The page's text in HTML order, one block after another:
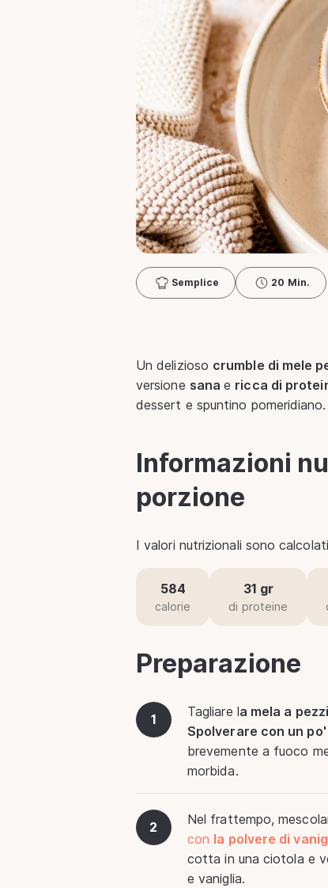
Semplice 20 Min.
Un delizioso crumble di mele
versione sanae ricca di
dessert e spuntino pomeridiano.
Informazioni
porzione
I valori nutrizionali sono
584
calorie
31 gr
di proteine
Preparazione
1 Tagliare la mela a pezzi
Spolverare con un po'
brevemente a fuoco
morbida.
2 Nel frattempo,
con la polvere di
cotta in una ciotola e
e vaniglia.